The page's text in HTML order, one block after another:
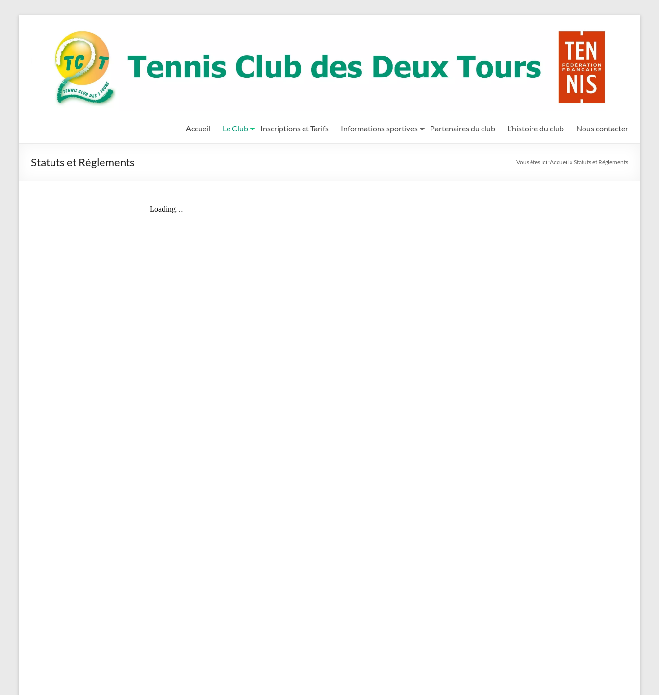
Tennis
Club
des
Deux
Tours
Accueil Le Club Inscriptions et Tarifs Informations sportives Partenaires du club L’histoire du club Nous contacter
Statuts et Réglements Vous êtes ici :Accueil » Statuts et Réglements